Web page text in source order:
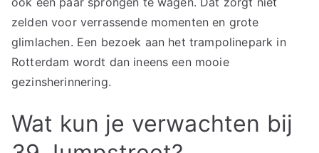
zelden voor verrassende momenten en grote
glimlachen. Een bezoek aan het trampolinepark in
Rotterdam wordt dan ineens een mooie
gezinsherinnering.
Wat kun je verwachten bij